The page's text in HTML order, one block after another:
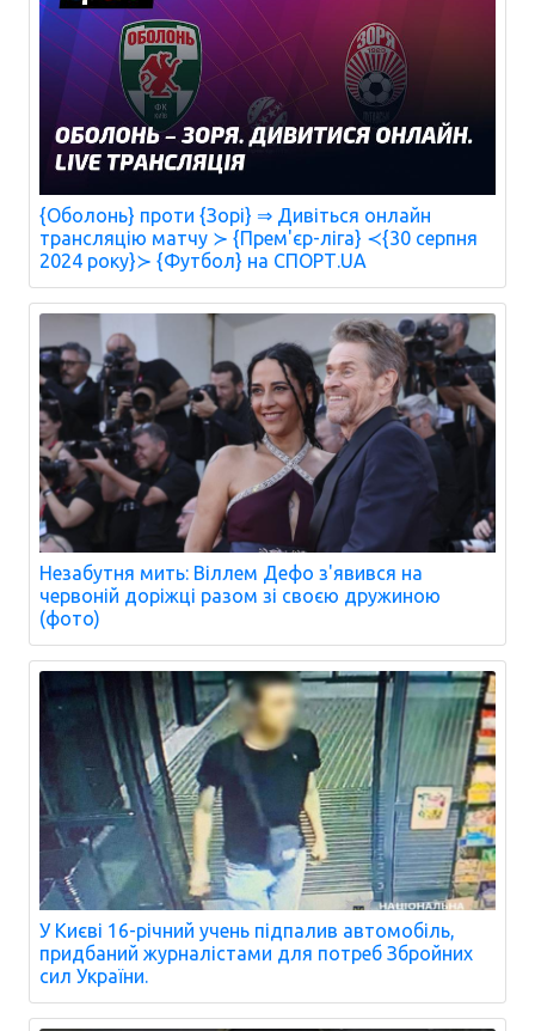
{Оболонь} проти {Зорі} ⇒ Дивіться онлайн
трансляцію матчу ≻ {Прем'єр-ліга} ≺{30 серпня
2024 року}≻ {Футбол} на СПОРТ.UA
Незабутня мить: Віллем Дефо з'явився на
червоній доріжці разом зі своєю дружиною
(фото)
У Києві 16-річний учень підпалив автомобіль,
придбаний журналістами для потреб Збройних
сил України.